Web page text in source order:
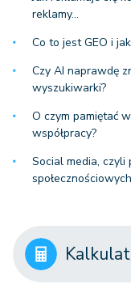
reklamy…
Co to jest GEO i
Czy AI naprawdę
wyszukiwarki?
O czym pamiętać
współpracy?
Social media, czyli
społecznościowych